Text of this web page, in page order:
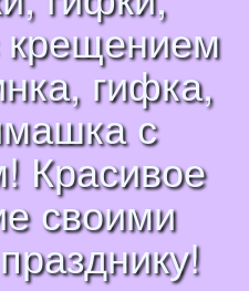
гифка,
с
Красивое
своими